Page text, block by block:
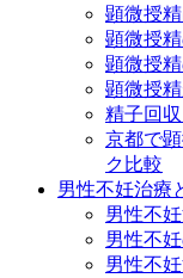
顕微授
顕微授
顕微授
顕微授
精子回
京都で
ク比較
男性不妊治療
男性不
男性不
男性不